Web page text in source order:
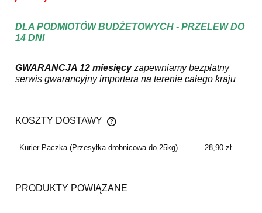
DLA PODMIOTÓW BUDŻETOWYCH - PRZELEW DO
14 DNI
GWARANCJA 12 miesięcyzapewniamy bezpłatny
serwis gwarancyjny importera na terenie całego kraju
KOSZTY DOSTAWY
CENA NIE ZAWIERA EWENTUALNYCH KOSZTÓW
Kurier Paczka(Przesyłka drobnicowa do 25kg) 28,90 zł
PRODUKTY POWIĄZANE